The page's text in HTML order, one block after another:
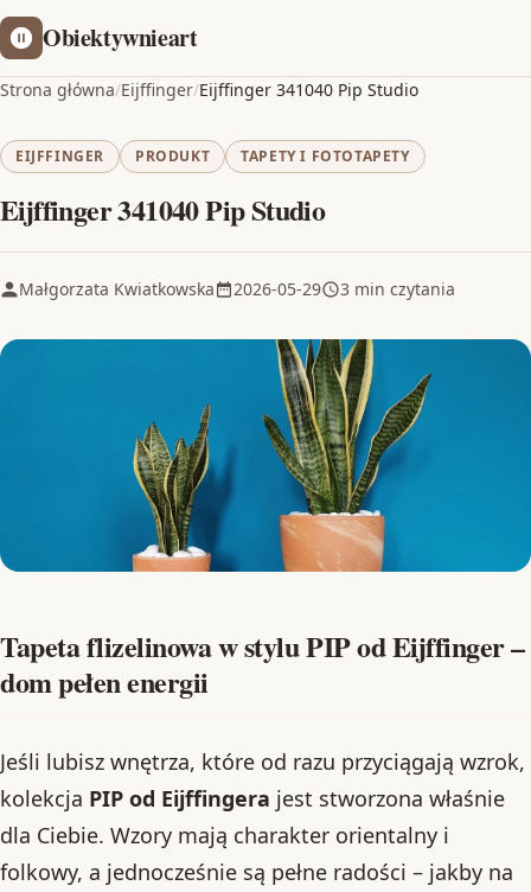
Obiektywnieart
Strona główna/Eijffinger/Eijffinger 341040 Pip Studio
EIJFFINGER PRODUKT TAPETY I FOTOTAPETY
Eijffinger 341040 Pip Studio
Małgorzata Kwiatkowska 2026-05-29 3 min czytania
Tapeta flizelinowa w stylu PIP od Eijffinger –
dom pełen energii
Jeśli lubisz wnętrza, które od razu przyciągają wzrok,
kolekcja PIP od Eijffingera jest stworzona właśnie
dla Ciebie. Wzory mają charakter orientalny i
folkowy, a jednocześnie są pełne radości – jakby na